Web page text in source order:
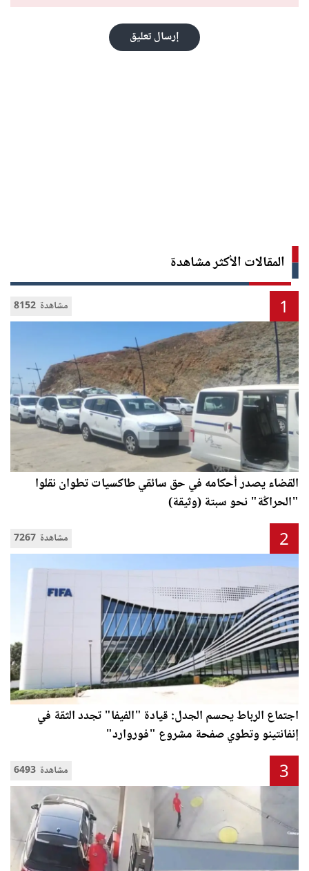
إرسال تعليق
المقالات الأكثر مشاهدة
8152 مشاهدة 1
القضاء يصدر أحكامه في حق سائقي طاكسيات تطوان نقلوا
"الحراݣة" نحو سبتة (وثيقة)
7267 مشاهدة 2
اجتماع الرباط يحسم الجدل: قيادة "الفيفا" تجدد الثقة في
إنفانتينو وتطوي صفحة مشروع "فوروارد"
6493 مشاهدة 3